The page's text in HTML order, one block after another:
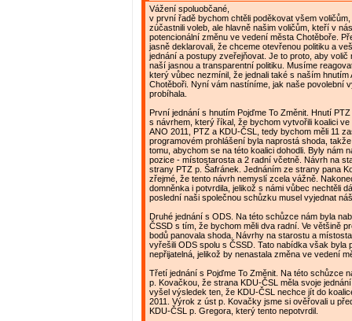
Vážení spoluobčané,
v první řadě bychom chtěli poděkovat všem
zúčastnili voleb, ale hlavně našim voličům, kteří v
potencionální změnu ve vedení města Chotěboře.
jasně deklarovali, že chceme otevřenou politiku a
jednání a postupy zveřejňovat. Je to proto, aby volič
naší jasnou a transparentní politiku. Musíme
který vůbec nezmínil, že jednali také s naším hnutím
Chotěboři. Nyní vám nastíníme, jak naše povolební
probíhala.
První jednání s hnutím Pojďme To Změnit. Hnutí
s návrhem, který říkal, že bychom vytvořili koalici
ANO 2011, PTZ a KDU-ČSL, tedy bychom měli 11
programovém prohlášení byla naprostá shoda,
tomu, abychom se na této koalici dohodli. Byly nám
pozice - místostarosta a 2 radní včetně. Návrh na
strany PTZ p. Šafránek. Jednáním ze strany pana
zřejmé, že tento návrh nemyslí zcela vážně.
domněnka i potvrdila, jelikož s námi vůbec nechtěli
poslední naši společnou schůzku musel vyjednat
Druhé jednání s ODS. Na této schůzce nám byla
ČSSD s tím, že bychom měli dva radní. Ve většině
bodů panovala shoda. Návrhy na starostu a
vyřešili ODS spolu s ČSSD. Tato nabídka však byla
nepřijatelná, jelikož by nenastala změna ve vedení
Třetí jednání s Pojďme To Změnit. Na této schůzce
p. Kovačkou, že strana KDU-ČSL měla svoje
vyšel výsledek ten, že KDU-ČSL nechce jít do
2011. Výrok z úst p. Kovačky jsme si ověřovali u
KDU-ČSL p. Gregora, který tento nepotvrdil.